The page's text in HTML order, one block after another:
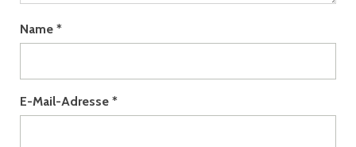
Name *
E-Mail-Adresse *